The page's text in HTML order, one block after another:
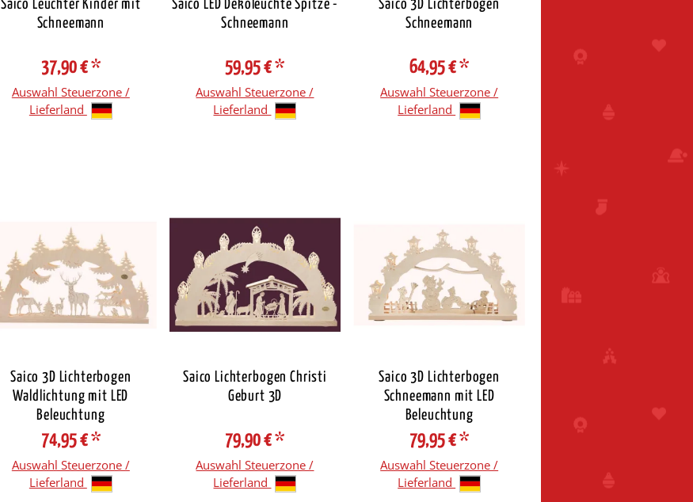
Saico Leuchter Kinder mit
Schneemann
37,90 €*
Auswahl Steuerzone /
Lieferland
Saico LED Dekoleuchte Spitze -
Schneemann
59,95 €*
Auswahl Steuerzone /
Lieferland
Saico 3D Lichterbogen
Schneemann
64,95 €*
Auswahl Steuerzone /
Lieferland
Saico 3D Lichterbogen
Waldlichtung mit LED
Beleuchtung
74,95 €*
Auswahl Steuerzone /
Lieferland
Saico Lichterbogen Christi
Geburt 3D
79,90 €*
Auswahl Steuerzone /
Lieferland
Saico 3D Lichterbogen
Schneemann mit LED
Beleuchtung
79,95 €*
Auswahl Steuerzone /
Lieferland